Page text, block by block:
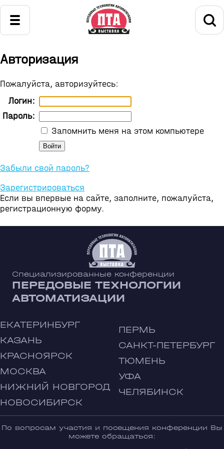
Авторизация
Пожалуйста, авторизуйтесь:
Логин:
Пароль:
Запомнить меня на этом компьютере
Забыли свой пароль?
Зарегистрироваться
Если вы впервые на сайте, заполните, пожалуйста,
регистрационную форму.
Специализированные конференции
ПЕРЕДОВЫЕ ТЕХНОЛОГИИ
АВТОМАТИЗАЦИИ
ЕКАТЕРИНБУРГ
КАЗАНЬ
КРАСНОЯРСК
МОСКВА
НИЖНИЙ НОВГОРОД
НОВОСИБИРСК
ПЕРМЬ
САНКТ-ПЕТЕРБУРГ
ТЮМЕНЬ
УФА
ЧЕЛЯБИНСК
По вопросам участия и посещения конференции Вы
можете обращаться: